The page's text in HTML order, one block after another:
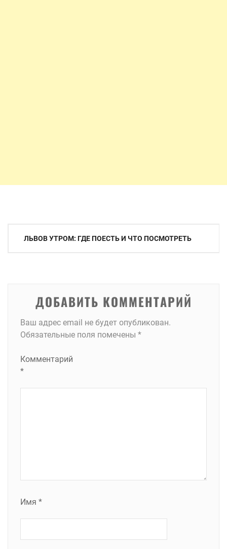
Навигация
ЛЬВОВ УТРОМ: ГДЕ ПОЕСТЬ И ЧТО ПОСМОТРЕТЬ
ДОБАВИТЬ КОММЕНТАРИЙ
Ваш адрес email не будет опубликован.
Обязательные поля помечены *
Комментарий
*
Имя *